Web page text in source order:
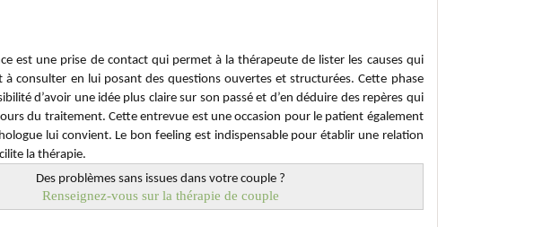
est une prise de contact qui permet à la thérapeute de lister les causes qui
à consulter en lui posant des questions ouvertes et structurées. Cette phase
d’avoir une idée plus claire sur son passé et d’en déduire des repères qui
du traitement. Cette entrevue est une occasion pour le patient également
lui convient. Le bon feeling est indispensable pour établir une relation
la thérapie.
Des problèmes sans issues dans votre couple ?
Renseignez-vous sur la thérapie de couple